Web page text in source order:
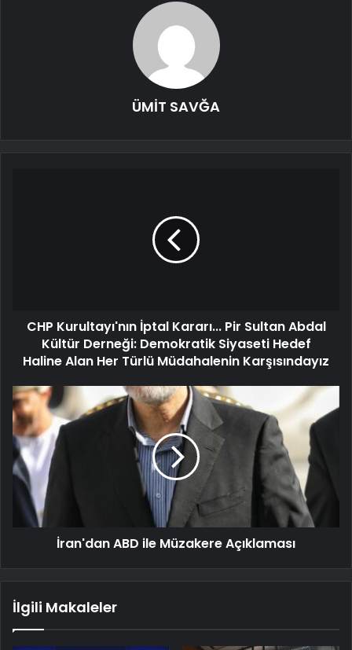
ÜMİT SAVĞA
CHP Kurultayı'nın İptal Kararı... Pir Sultan Abdal
Kültür Derneği: Demokratik Siyaseti Hedef
Haline Alan Her Türlü Müdahalenin Karşısındayız
İran'dan ABD ile Müzakere Açıklaması
İlgili Makaleler